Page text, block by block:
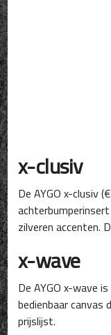
x-clusiv
De AYGO x-clusiv
zilveren accenten.
x-wave
De AYGO x-wave
bedienbaar
prijslijst.